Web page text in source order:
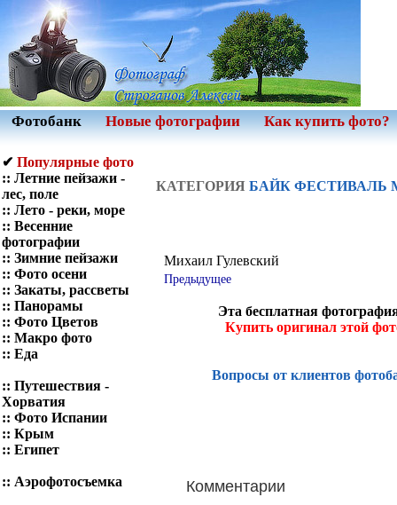
Фотобанк Новые фотографии Как купить фото?
✔ Популярные фото
:: Летние пейзажи -
лес, поле
:: Лето - реки, море
:: Весенние
фотографии
:: Зимние пейзажи
:: Фото осени
:: Закаты, рассветы
:: Панорамы
:: Фото Цветов
:: Макро фото
:: Еда
:: Путешествия -
Хорватия
:: Фото Испании
:: Крым
:: Египет
:: Аэрофотосъемка
КАТЕГОРИЯ БАЙК ФЕСТИВАЛЬ
Михаил Гулевский
Предыдущее
Эта бесплатная
Купить оригинал этой
Вопросы от клиентов
Комментарии